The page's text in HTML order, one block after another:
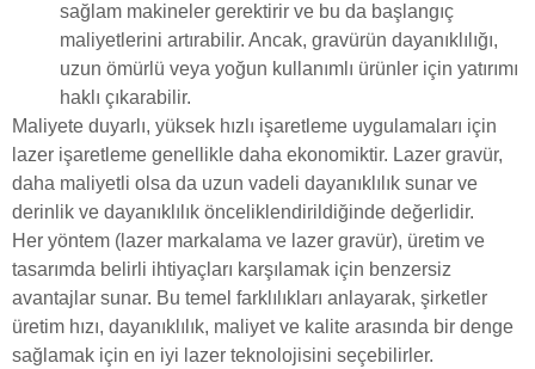
sağlam makineler gerektirir ve bu da başlangıç
maliyetlerini artırabilir. Ancak, gravürün dayanıklılığı,
uzun ömürlü veya yoğun kullanımlı ürünler için yatırımı
haklı çıkarabilir.
Maliyete duyarlı, yüksek hızlı işaretleme uygulamaları için
lazer işaretleme genellikle daha ekonomiktir. Lazer gravür,
daha maliyetli olsa da uzun vadeli dayanıklılık sunar ve
derinlik ve dayanıklılık önceliklendirildiğinde değerlidir.
Her yöntem (lazer markalama ve lazer gravür), üretim ve
tasarımda belirli ihtiyaçları karşılamak için benzersiz
avantajlar sunar. Bu temel farklılıkları anlayarak, şirketler
üretim hızı, dayanıklılık, maliyet ve kalite arasında bir denge
sağlamak için en iyi lazer teknolojisini seçebilirler.